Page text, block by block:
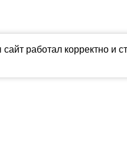
работал корректно и